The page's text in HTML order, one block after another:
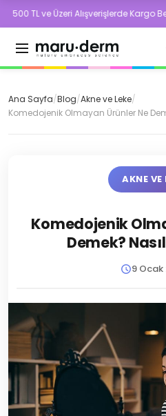
Üzeri Alışverişlerde Kargo Bedava!
Ana Sayfa/Blog/Akne ve Leke/
Komedojenik Olmayan Ürünler Ne
AKNE VE
Komedojenik
Demek?
9 Ocak